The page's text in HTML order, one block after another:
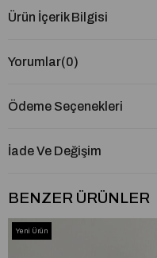
Ürün İçerik Bilgisi
Yorumlar(0)
Ödeme Seçenekleri
İade Ve Değişim
BENZER ÜRÜNLER
Yeni Ürün